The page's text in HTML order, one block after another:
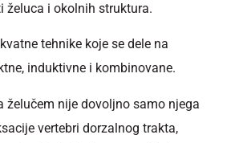
želuca i okolnih struktura.
tehnike koje se dele na
induktivne i kombinovane.
želučem nije dovoljno samo njega
vertebri dorzalnog trakta,